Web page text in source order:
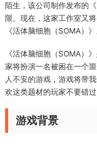
陌生，该公司制作发布的
限。现在，这家工作室又
《活体脑细胞（SOMA）》
《活体脑细胞（SOMA）
家将扮演一名被困在一个
人不安的游戏，游戏将带
欢这类题材的玩家不要错过
游戏背景